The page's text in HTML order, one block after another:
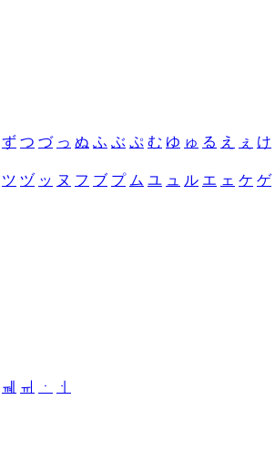
ず つ づ っ ぬ ふ ぶ ぷ む ゆ ゅ る え ぇ け
ツ ヅ ッ ヌ フ ブ プ ム ユ ュ ル エ ェ ケ ゲ
ㆋ ㆌ ㆍ
ㆎ